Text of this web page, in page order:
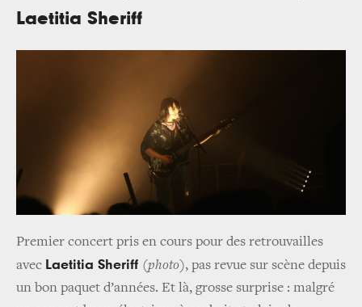
Laetitia Sheriff
Premier concert pris en cours pour des retrouvailles
avec Laetitia Sheriff (photo), pas revue sur scène depuis
un bon paquet d’années. Et là, grosse surprise : malgré